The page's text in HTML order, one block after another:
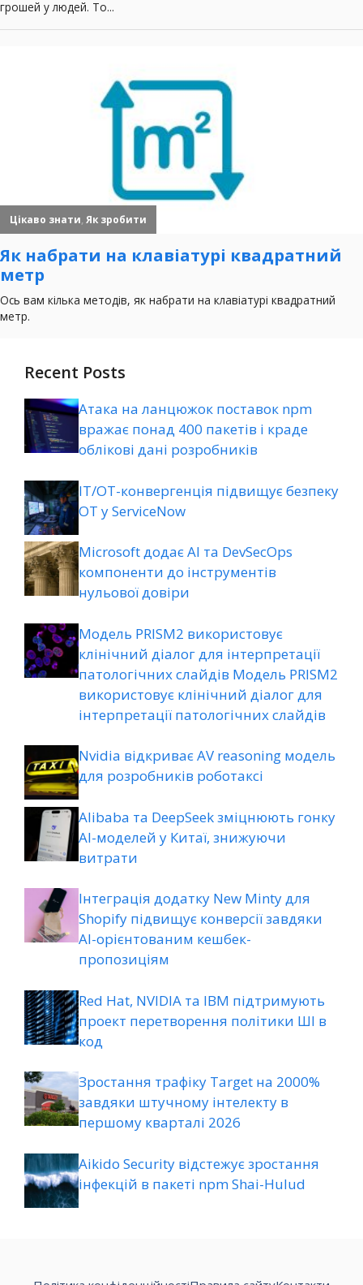
Recent Posts
Атака на ланцюжок поставок npm
вражає понад 400 пакетів і краде
облікові дані розробників
ІТ/ОТ-конвергенція підвищує безпеку
ОТ у ServiceNow
Microsoft додає AI та DevSecOps
компоненти до інструментів
нульової довіри
Модель PRISM2 використовує
клінічний діалог для інтерпретації
патологічних слайдів Модель PRISM2
використовує клінічний діалог для
інтерпретації патологічних слайдів
Nvidia відкриває AV reasoning модель
для розробників роботаксі
Alibaba та DeepSeek зміцнюють гонку
AI-моделей у Китаї, знижуючи
витрати
Інтеграція додатку New Minty для
Shopify підвищує конверсії завдяки
AI-орієнтованим кешбек-
пропозиціям
Red Hat, NVIDIA та IBM підтримують
проект перетворення політики ШІ в
код
Зростання трафіку Target на 2000%
завдяки штучному інтелекту в
першому кварталі 2026
Aikido Security відстежує зростання
інфекцій в пакеті npm Shai-Hulud